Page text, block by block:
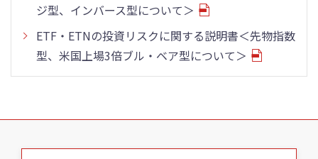
ジ型、インバース型について＞
ETF・ETNの投資リスクに関する説明書＜先物指数
型、米国上場3倍ブル・ベア型について＞
こ